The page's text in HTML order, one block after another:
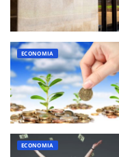
ECONOMIA
ECONOMIA